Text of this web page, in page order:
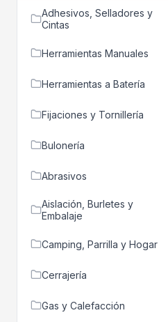
Adhesivos, Selladores y
Cintas
Herramientas Manuales
Herramientas a Batería
Fijaciones y Tornillería
Bulonería
Abrasivos
Aislación, Burletes y
Embalaje
Camping, Parrilla y Hogar
Cerrajería
Gas y Calefacción